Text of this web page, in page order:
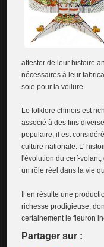
attester de leur histoire
nécessaires à leur
soie pour la voilure.
Le folklore chinois est
associé à des fins
populaire, il est
culture nationale. L'
l'évolution du cerf-
un rôle réel dans la vie
Il en résulte une
richesse prodigieuse,
certainement le fleuron
Partager sur :